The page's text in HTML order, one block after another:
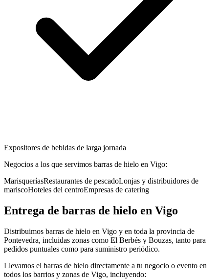
Expositores de bebidas de larga jornada
Negocios a los que servimos barras de hielo en Vigo:
MarisqueríasRestaurantes de pescadoLonjas y distribuidores de
mariscoHoteles del centroEmpresas de catering
Entrega de barras de hielo en Vigo
Distribuimos barras de hielo en Vigo y en toda la provincia de
Pontevedra, incluidas zonas como El Berbés y Bouzas, tanto para
pedidos puntuales como para suministro periódico.
Llevamos el barras de hielo directamente a tu negocio o evento en
todos los barrios y zonas de Vigo, incluyendo: